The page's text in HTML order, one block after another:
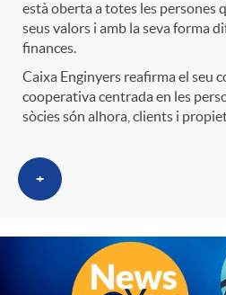
a
t
e
g
s
està oberta a totes les persones
seus valors i amb la seva forma
finances.
Caixa Enginyers reafirma el seu
cooperativa centrada en les
sòcies són alhora, clients i
+